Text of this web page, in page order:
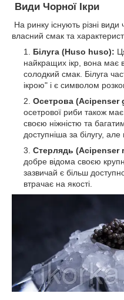
Види Чорної Ікри
На ринку існують різні види
власний смак та
Білуга (Huso huso):
найкращих ікр, вона має
солодкий смак. Білуга
ікрою" і є символом
Осетрова (Acipenser
осетрової риби також має
своєю ніжністю та
доступніша за білугу,
Стерлядь (Acipenser
добре відома своєю
зазвичай є більш
втрачає на якості.